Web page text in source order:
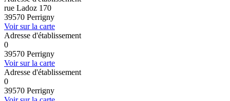
rue Ladoz 170
39570 Perrigny
Voir sur la carte
Adresse d'établissement
0
39570 Perrigny
Voir sur la carte
Adresse d'établissement
0
39570 Perrigny